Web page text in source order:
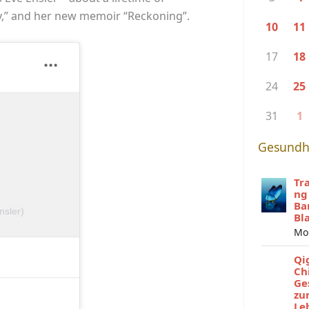
and her new memoir “Reckoning”.
10
11
17
18
24
25
31
1